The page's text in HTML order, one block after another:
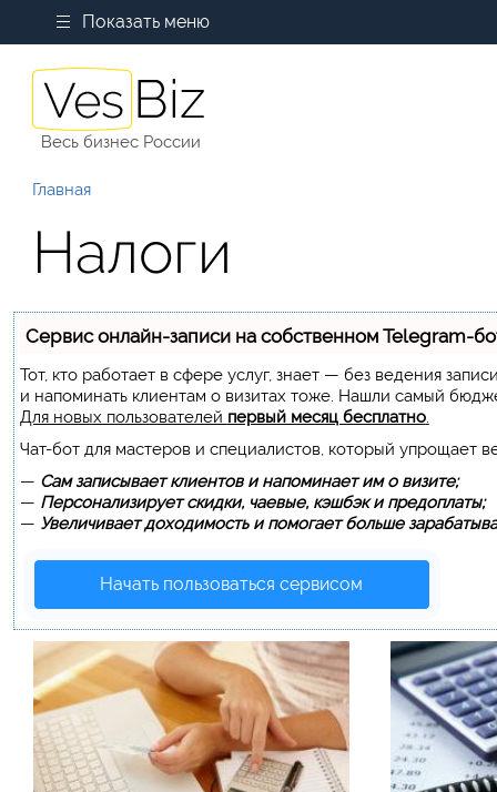
Показать меню
Весь бизнес России
Главная
Налоги
Сервис онлайн-записи на собственном Telegram-
Тот, кто работает в сфере услуг, знает — без ведения
и напоминать клиентам о визитах тоже. Нашли самый
Для новых пользователей первый месяц бесплатно.
Чат-бот для мастеров и специалистов, который упрощает
— Сам записывает клиентов и напоминает им о визите;
— Персонализирует скидки, чаевые, кэшбэк и предоплаты;
— Увеличивает доходимость и помогает больше
Начать пользоваться сервисом